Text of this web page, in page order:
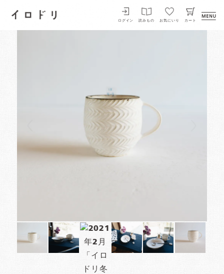
イロドリ
ログイン 読みもの お気にいり カート